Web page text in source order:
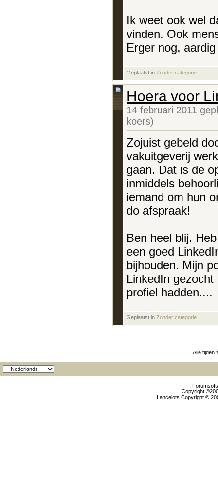
Ik weet ook wel
vinden. Ook
Erger nog,
Geplaatst in Zonder categorie
Hoera voor
14 februari 2011
koers)
Zojuist gebeld
vakuitgeverij
gaan. Dat is de
inmiddels
iemand om hun
do afspraak!
Ben heel blij.
een goed
bijhouden. Mijn
LinkedIn
profiel hadden....
Geplaatst in Zonder categorie
Alle tijden
Copyright
Lancelots Copyright ©